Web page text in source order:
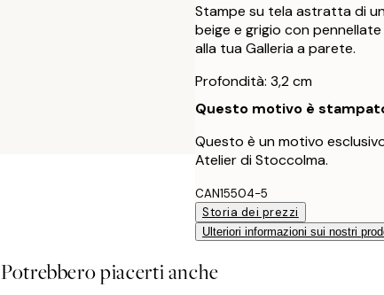
Stampe su tela astratta di
beige e grigio con
alla tua Galleria a parete.
Profondità: 3,2 cm
Questo motivo è
Questo è un motivo
Atelier di Stoccolma.
CAN15504-5
Storia dei prezzi
Ulteriori informazioni sui nostri
Potrebbero piacerti anche